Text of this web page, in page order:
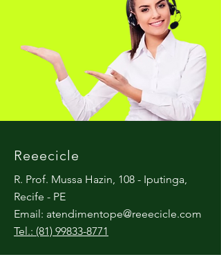
Reeecicle
R. Prof. Mussa Hazin, 108 - Iputinga,
Recife - PE
Email: atendimentope@reeecicle.com
Tel.: (81) 99833-8771